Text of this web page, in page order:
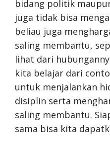
bidang politik
juga tidak bisa
beliau juga
saling membantu,
lihat dari
kita belajar dari
untuk menjalankan
disiplin serta
saling membantu.
sama bisa kita